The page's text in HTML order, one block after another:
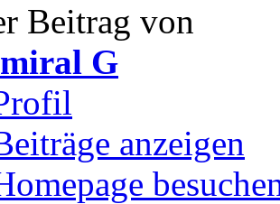
Beitrag von
G
anzeigen